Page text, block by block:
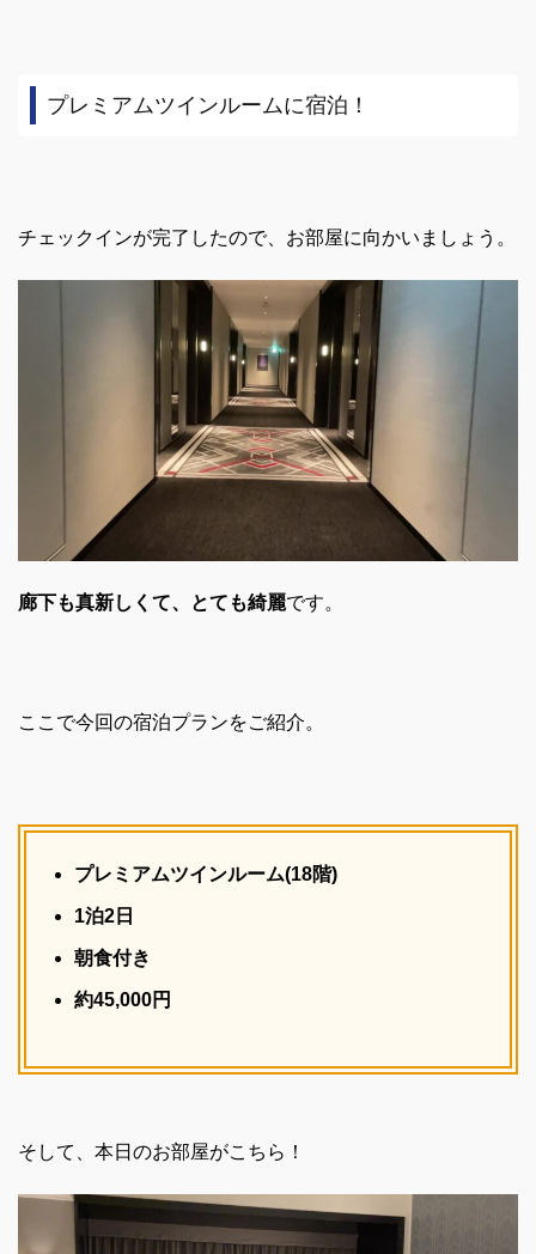
プレミアムツインルームに宿泊！
チェックインが完了したので、お部屋に向かいましょう。
廊下も真新しくて、とても綺麗です。
ここで今回の宿泊プランをご紹介。
プレミアムツインルーム(18階)
1泊2日
朝食付き
約45,000円
そして、本日のお部屋がこちら！